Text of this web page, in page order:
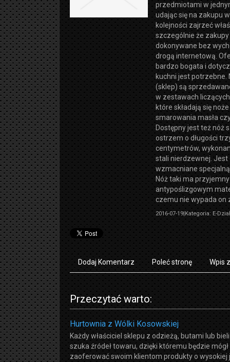
przedmiotami w
udając się na zakupu
kolejności zajrzeć
szczególnie że
dokonywane bez
drogą internetową.
bardzo bogata i
kuchni jest potrzebne.
(sklep) są
w zestawach
które składają się
smarowania masła
Dostępny jest też nóż
ostrzem o długości
centymetrów,
stali nierdzewnej.
wzmacniane
Nóż taki ma
antypoślizgowym
czemu nie wypada on
2016-07-19 Kategoria: E-
Dodaj Komentarz Poleć stronę Wpis
Przeczytać warto:
Hurtownia z Wólki Kosowskiej
Każdy właściciel sklepu z odzieżą, butami lub
szuka źródeł towaru, dzięki któremu będzie mógł
zaoferować swoim klientom produkty o wysokiej